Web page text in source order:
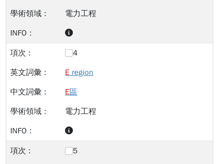
電力工程
4
E region
E區
電力工程
5